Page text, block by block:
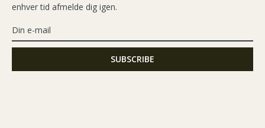
enhver tid afmelde dig igen.